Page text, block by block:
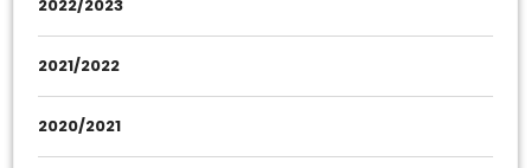
2022/2023
2021/2022
2020/2021